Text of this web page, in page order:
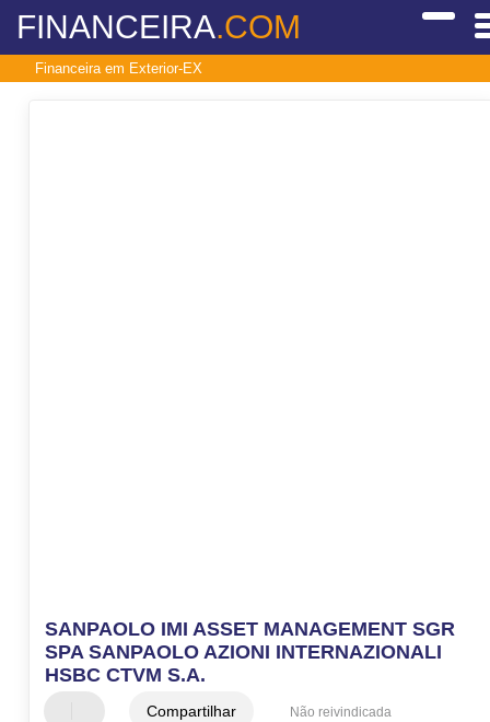
FINANCEIRA.COM
Financeira em Exterior-EX
SANPAOLO IMI ASSET MANAGEMENT SGR
SPA SANPAOLO AZIONI INTERNAZIONALI
HSBC CTVM S.A.
Compartilhar Não reivindicada